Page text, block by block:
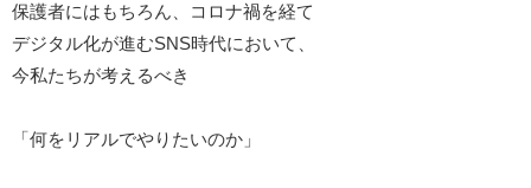
保護者にはもちろん、コロナ禍を経て
デジタル化が進むSNS時代において、
今私たちが考えるべき
「何をリアルでやりたいのか」